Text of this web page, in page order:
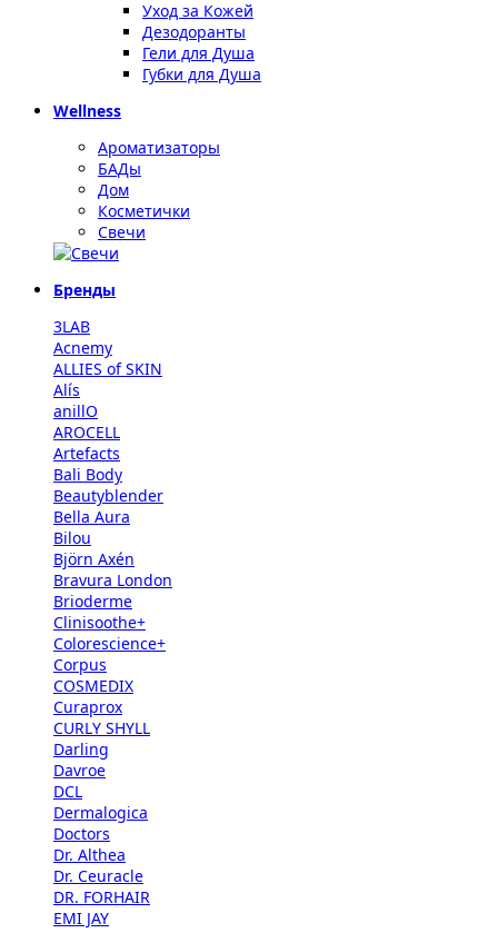
Уход за Кожей
Дезодоранты
Гели для Душа
Губки для Душа
Wellness
Ароматизаторы
БАДы
Дом
Косметички
Свечи
Бренды
3LAB
Acnemy
ALLIES of SKIN
Alís
anillO
AROCELL
Artefacts
Bali Body
Beautyblender
Bella Aura
Bilou
Björn Axén
Bravura London
Brioderme
Clinisoothe+
Colorescience+
Corpus
COSMEDIX
Curaprox
CURLY SHYLL
Darling
Davroe
DCL
Dermalogica
Doctors
Dr. Althea
Dr. Ceuracle
DR. FORHAIR
EMI JAY